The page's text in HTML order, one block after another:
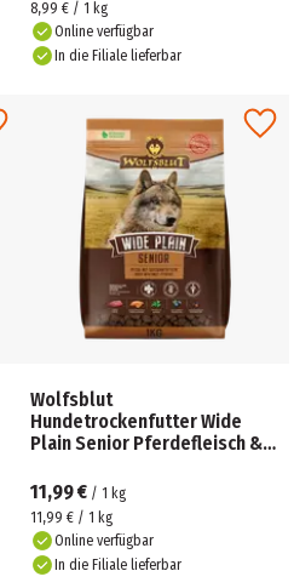
8,99 € / 1 kg
Online verfügbar
In die Filiale lieferbar
Wolfsblut
Hundetrockenfutter Wide
Plain Senior Pferdefleisch &
11,99 € / 1 kg
11,99 € / 1 kg
Online verfügbar
In die Filiale lieferbar